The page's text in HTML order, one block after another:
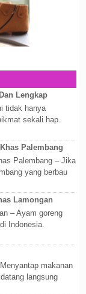
Lengkap
tidak hanya
sekali hap.
Palembang
Palembang – Jika
yang berbau
Lamongan
– Ayam goreng
Indonesia.
makanan
langsung